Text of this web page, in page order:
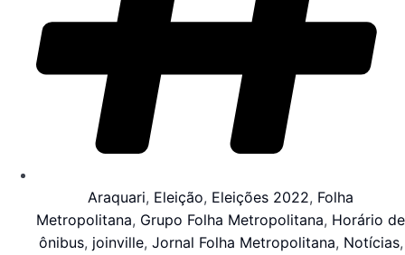
Araquari, Eleição, Eleições 2022, Folha
Metropolitana, Grupo Folha Metropolitana, Horário de
ônibus, joinville, Jornal Folha Metropolitana, Notícias,